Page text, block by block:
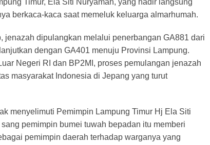
Timur, Ela Siti Nuryamah, yang hadir langsung
berkaca-kaca saat memeluk keluarga almarhumah.
jenazah dipulangkan melalui penerbangan GA881 dari
dengan GA401 menuju Provinsi Lampung.
Negeri RI dan BP2MI, proses pemulangan jenazah
masyarakat Indonesia di Jepang yang turut
menyelimuti Pemimpin Lampung Timur Hj Ela Siti
pemimpin bumei tuwah bepadan itu memberi
pemimpin daerah terhadap warganya yang